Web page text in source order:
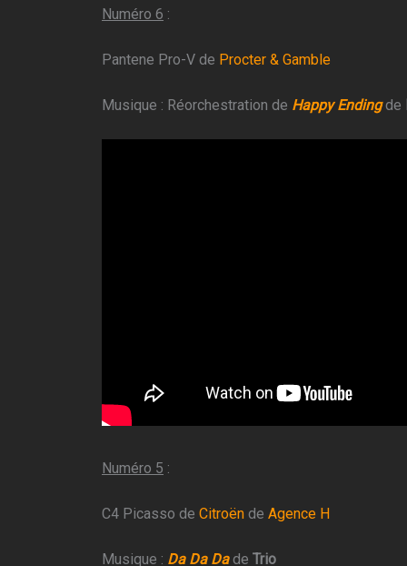
Numéro 6 :
Pantene Pro-V de Procter & Gamble
Musique : Réorchestration de Happy Endingde
Numéro 5 :
C4 Picasso de Citroën de Agence H
Musique : Da Da Dade Trio